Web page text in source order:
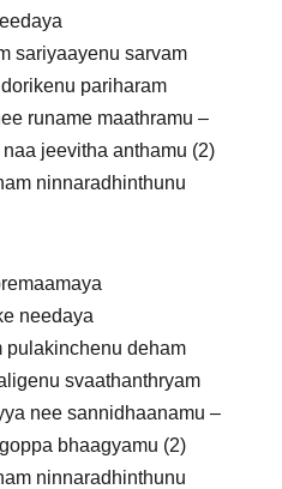
sariyaayenu sarvam
pariharam
runame maathramu –
jeevitha anthamu (2)
ninnaradhinthunu
needaya
pulakinchenu deham
svaathanthryam
nee sannidhaanamu –
bhaagyamu (2)
ninnaradhinthunu